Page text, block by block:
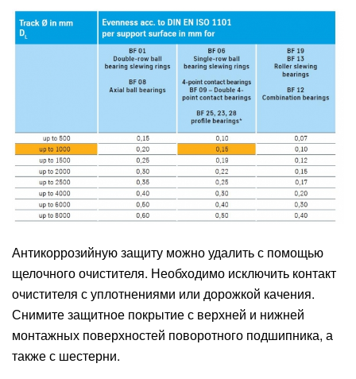
Антикоррозийную защиту можно удалить с помощью
щелочного очистителя. Необходимо исключить контакт
очистителя с уплотнениями или дорожкой качения.
Снимите защитное покрытие с верхней и нижней
монтажных поверхностей поворотного подшипника, а
также с шестерни.